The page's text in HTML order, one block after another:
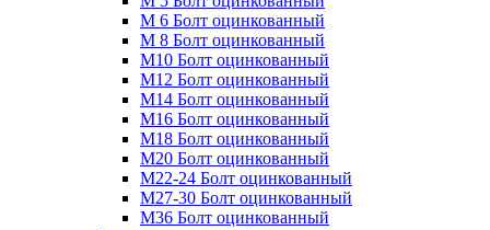
М 6 Болт оцинкованный
М 8 Болт оцинкованный
М10 Болт оцинкованный
М12 Болт оцинкованный
М14 Болт оцинкованный
М16 Болт оцинкованный
М18 Болт оцинкованный
М20 Болт оцинкованный
М22-24 Болт оцинкованный
М27-30 Болт оцинкованный
М36 Болт оцинкованный